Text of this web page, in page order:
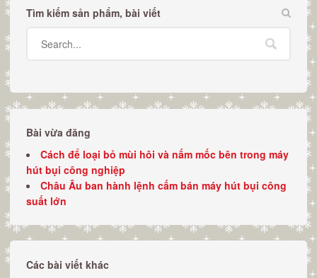
Tìm kiếm sản phẩm, bài viết
Bài vừa đăng
Cách để loại bỏ mùi hôi và nấm mốc bên trong máy
hút bụi công nghiệp
Châu Âu ban hành lệnh cấm bán máy hút bụi công
suất lớn
Các bài viết khác